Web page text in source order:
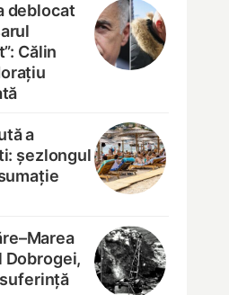
deblocat
Călin
a
șezlongul
Dobrogei,